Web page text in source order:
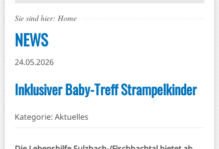
Sie sind hier: Home
NEWS
24.05.2026
Inklusiver Baby-Treff Strampelkinder
Kategorie: Aktuelles